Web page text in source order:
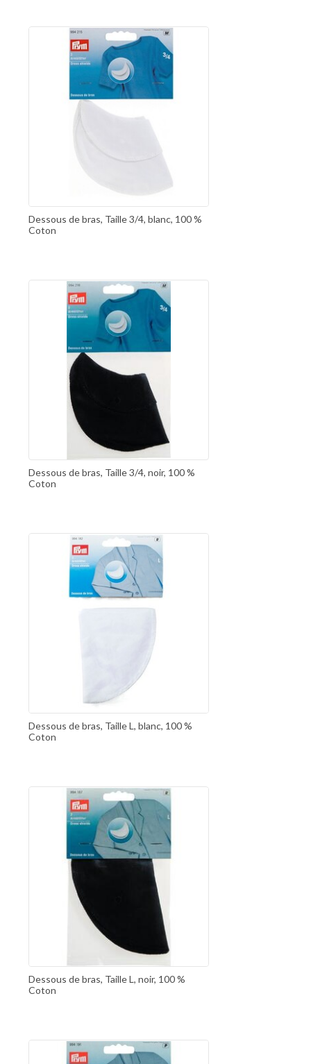
Dessous de bras, Taille 3/4, blanc, 100 %
Coton
Dessous de bras, Taille 3/4, noir, 100 %
Coton
Dessous de bras, Taille L, blanc, 100 %
Coton
Dessous de bras, Taille L, noir, 100 %
Coton